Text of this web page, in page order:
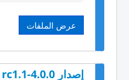
عرض الملفات
إصدار 4.0.0-rc1.1